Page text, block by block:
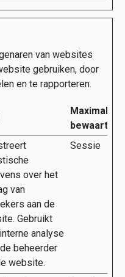
van websites
gebruiken, door
en te rapporteren.
Maximale
over het
van
aan de
Gebruikt
analyse
beheerder
website.
Sessie